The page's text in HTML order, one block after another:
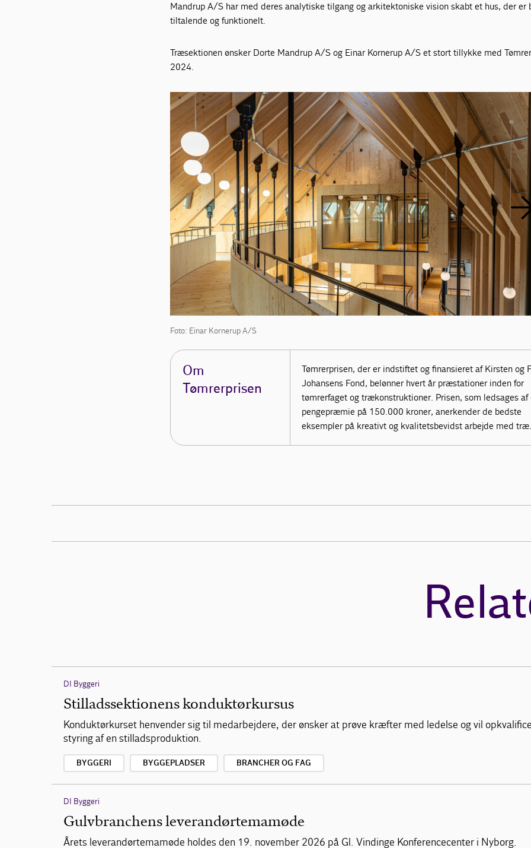
Mandrup A/S har med deres analytiske tilgang og arkitektoniske vision skabt et hus, der er
tiltalende og funktionelt.
Træsektionen ønsker Dorte Mandrup A/S og Einar Kornerup A/S et stort tillykke med
2024.
Foto: Einar Kornerup A/S
Om
Tømrerprisen
Tømrerprisen, der er indstiftet og finansieret af Kirsten og
Johansens Fond, belønner hvert år præstationer inden for
tømrerfaget og trækonstruktioner. Prisen, som ledsages af
pengepræmie på 150.000 kroner, anerkender de bedste
eksempler på kreativt og kvalitetsbevidst arbejde med træ.
DI Byggeri
Stilladssektionens konduktørkursus
Konduktørkurset henvender sig til medarbejdere, der ønsker at prøve kræfter med ledelse og vil
styring af en stilladsproduktion.
BYGGERI BYGGEPLADSER BRANCHER OG FAG
DI Byggeri
Gulvbranchens leverandørtemamøde
Årets leverandørtemamøde holdes den 19. november 2026 på Gl. Vindinge Konferencecenter i Nyborg.